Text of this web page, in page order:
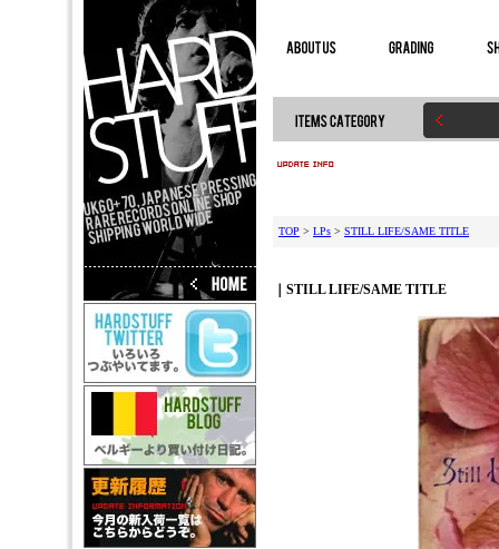
TOP > LPs > STILL LIFE/SAME TITLE
｜STILL LIFE/SAME TITLE